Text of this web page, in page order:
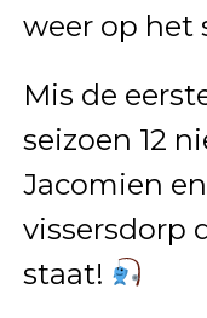
weer op het
Mis de
seizoen 12
Jacomien
vissersdorp
staat!